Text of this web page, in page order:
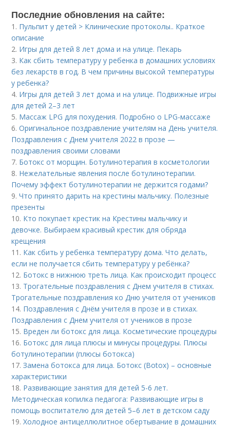
Последние обновления на сайте:
1. Пульпит у детей > Клинические протоколы.. Краткое
описание
2. Игры для детей 8 лет дома и на улице. Пекарь
3. Как сбить температуру у ребенка в домашних условиях
без лекарств в год. В чем причины высокой температуры
у ребенка?
4. Игры для детей 3 лет дома и на улице. Подвижные игры
для детей 2–3 лет
5. Массаж LPG для похудения. Подробно о LPG-массаже
6.Оригинальное поздравление учителям на День учителя.
Поздравления с Днем учителя 2022 в прозе —
поздравления своими словами
7. Ботокс от морщин. Ботулинотерапия в косметологии
8. Нежелательные явления после ботулинотерапии.
Почему эффект ботулинотерапии не держится годами?
9.Что принято дарить на крестины мальчику. Полезные
презенты
10. Кто покупает крестик на Крестины мальчику и
девочке. Выбираем красивый крестик для обряда
крещения
11. Как сбить у ребенка температуру дома. Что делать,
если не получается сбить температуру у ребёнка?
12. Ботокс в нижнюю треть лица. Как происходит процесс
13. Трогательные поздравления с Днем учителя в стихах.
Трогательные поздравления ко Дню учителя от учеников
14. Поздравления с Днём учителя в прозе и в стихах.
Поздравления с Днем учителя от учеников в прозе
15. Вреден ли ботокс для лица. Косметические процедуры
16. Ботокс для лица плюсы и минусы процедуры. Плюсы
ботулинотерапии (плюсы ботокса)
17.Замена ботокса для лица. Ботокс (Botox) – основные
характеристики
18. Развивающие занятия для детей 5-6 лет.
Методическая копилка педагога: Развивающие игры в
помощь воспитателю для детей 5–6 лет в детском саду
19.Холодное антицеллюлитное обертывание в домашних